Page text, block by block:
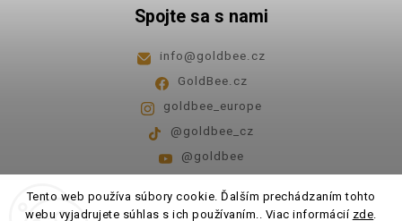
Tento web používa súbory cookie. Ďalším prechádzaním tohto
webu vyjadrujete súhlas s ich používaním.. Viac informácií zde.
Spojte sa s nami
info@goldbee.cz
GoldBee.cz
goldbee_europe
@goldbee_cz
@goldbee
Pondelok - piatok 8:00-14:00